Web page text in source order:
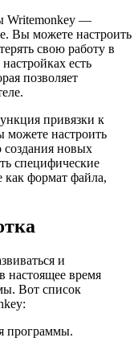
Writemonkey —
Вы можете настроить
свою работу в
есть
позволяет
привязки к
можете настроить
новых
специфические
как формат файла,
и
настоящее время
Вот список
программы.